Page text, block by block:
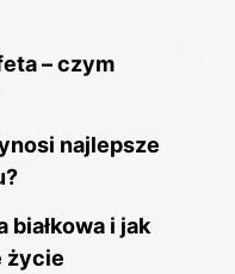
– czym
najlepsze
białkowa i jak
życie